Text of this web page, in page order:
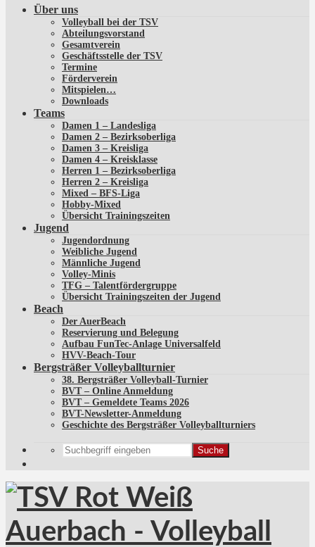
Über uns
Volleyball bei der TSV
Abteilungsvorstand
Gesamtverein
Geschäftsstelle der TSV
Termine
Förderverein
Mitspielen…
Downloads
Teams
Damen 1 – Landesliga
Damen 2 – Bezirksoberliga
Damen 3 – Kreisliga
Damen 4 – Kreisklasse
Herren 1 – Bezirksoberliga
Herren 2 – Kreisliga
Mixed – BFS-Liga
Hobby-Mixed
Übersicht Trainingszeiten
Jugend
Jugendordnung
Weibliche Jugend
Männliche Jugend
Volley-Minis
TFG – Talentfördergruppe
Übersicht Trainingszeiten der Jugend
Beach
Der AuerBeach
Reservierung und Belegung
Aufbau FunTec-Anlage Universalfeld
HVV-Beach-Tour
Bergsträßer Volleyballturnier
38. Bergsträßer Volleyball-Turnier
BVT – Online Anmeldung
BVT – Gemeldete Teams 2026
BVT-Newsletter-Anmeldung
Geschichte des Bergsträßer Volleyballturniers
Suche